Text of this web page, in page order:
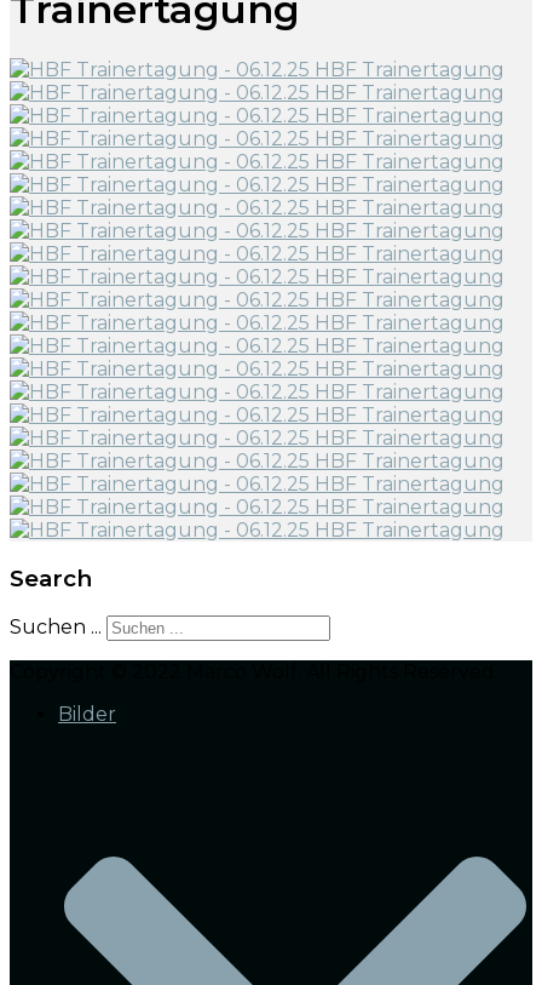
Search
Suchen ...
Bilder